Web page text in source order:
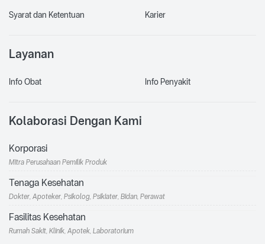
Syarat dan Ketentuan Karier
Layanan
Info Obat Info Penyakit
Kolaborasi Dengan Kami
Korporasi
Mitra Perusahaan Pemilik Produk
Tenaga Kesehatan
Dokter, Apoteker, Psikolog, Psikiater, Bidan, Perawat
Fasilitas Kesehatan
Rumah Sakit, Klinik, Apotek, Laboratorium